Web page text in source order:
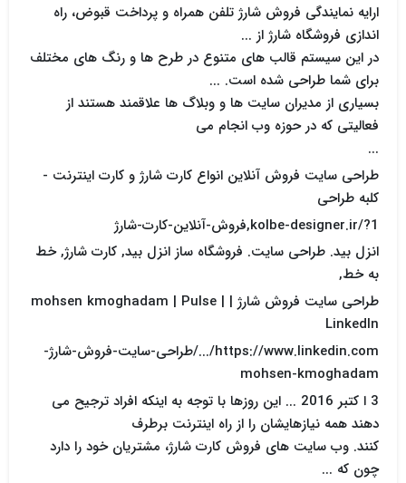
ارایه نمايندگی فروش شارژ تلفن همراه و پرداخت قبوض، راه
اندازی فروشگاه شارژ از ...
در این سیستم قالب های متنوع در طرح ها و رنگ های مختلف
برای شما طراحی شده است. ...
بسیاری از مدیران سایت ها و وبلاگ ها علاقمند هستند از
فعالیتی که در حوزه وب انجام می
...
طراحی سایت فروش آنلاین انواع کارت شارژ و کارت اینترنت -
کلبه طراحی
kolbe-designer.ir/?1,فروش-آنلاین-کارت-شارژ
انزل بید. طراحی سایت. فروشگاه ساز انزل بید, کارت شارژ, خط
به خط,
طراحی سایت فروش شارژ | mohsen kmoghadam | Pulse |
LinkedIn
https://www.linkedin.com/.../طراحی-سایت-فروش-شارژ-
mohsen-kmoghadam
3 ا کتبر 2016 ... این روزها با توجه به اینکه افراد ترجیح می
دهند همه نیازهایشان را از راه اینترنت برطرف
کنند. وب سایت های فروش کارت شارژ، مشتریان خود را دارد
چون که ...